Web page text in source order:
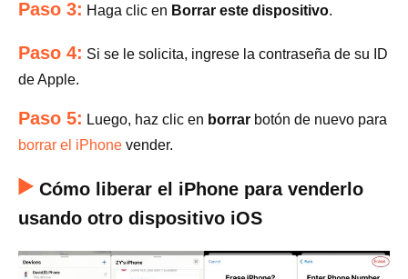
Paso 3: Haga clic en Borrar este dispositivo.
Paso 4: Si se le solicita, ingrese la contraseña de su ID
de Apple.
Paso 5: Luego, haz clic en borrar botón de nuevo para
borrar el iPhone vender.
Cómo liberar el iPhone para venderlo
usando otro dispositivo iOS